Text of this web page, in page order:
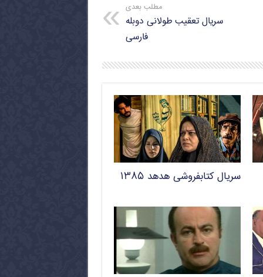
مطلب بعدی
سریال تعقیب طولانی دوبله
فارسی
سریال کتابفروشی هدهد ۱۳۸۵